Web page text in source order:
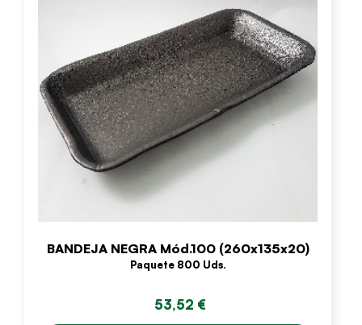
BANDEJA NEGRA Mód.100 (260x135x20)
Paquete 800 Uds.
53,52 €